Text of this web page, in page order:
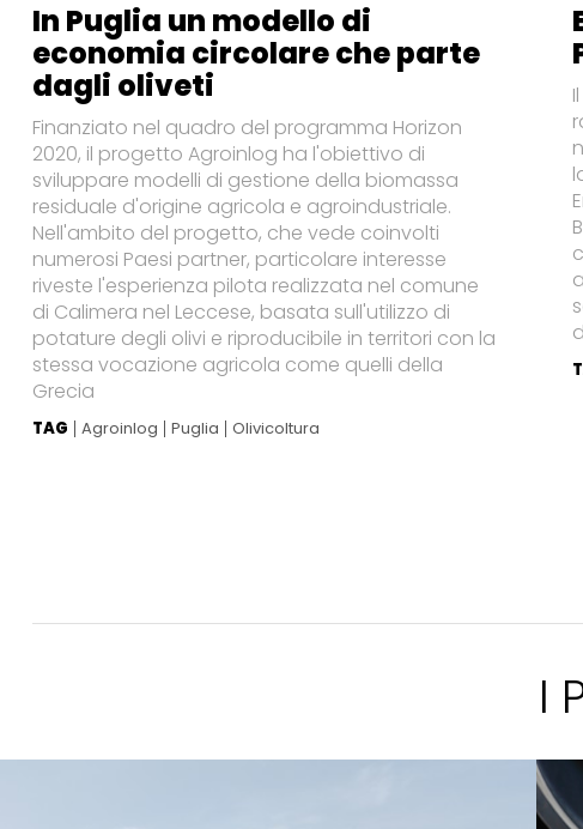
In Puglia un modello di
economia circolare che parte
dagli oliveti
Finanziato nel quadro del programma Horizon
2020, il progetto Agroinlog ha l'obiettivo di
sviluppare modelli di gestione della biomassa
residuale d'origine agricola e agroindustriale.
Nell'ambito del progetto, che vede coinvolti
numerosi Paesi partner, particolare interesse
riveste l'esperienza pilota realizzata nel comune
di Calimera nel Leccese, basata sull'utilizzo di
potature degli olivi e riproducibile in territori con la
stessa vocazione agricola come quelli della
Grecia
TAG Agroinlog Puglia Olivicoltura
I